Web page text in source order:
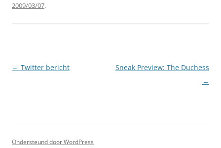
2009/03/07.
Berichtnavigatie
← Twitter bericht
Sneak Preview: The Duchess
→
Ondersteund door WordPress